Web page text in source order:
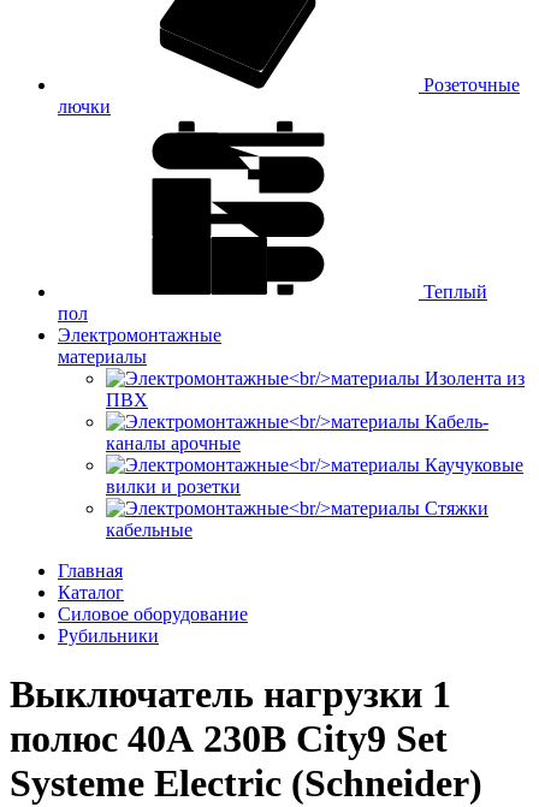
Розеточные
лючки
Теплый
пол
Электромонтажные
материалы
Изолента из
ПВХ
Кабель-
каналы арочные
Каучуковые
вилки и розетки
Стяжки
кабельные
Главная
Каталог
Силовое оборудование
Рубильники
Выключатель нагрузки 1
полюс 40А 230В City9 Set
Systeme Electric (Schneider)